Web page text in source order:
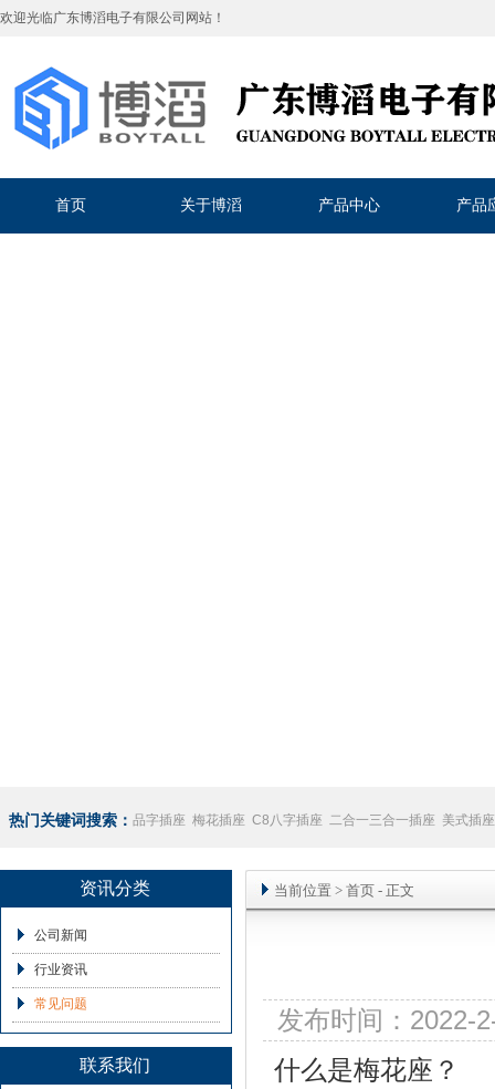
欢迎光临广东博滔电子有限公司 网站！
首页 关于博滔 产品中心 产品
热门关键词搜索： 品字插座 梅花插座 C8八字插座 二合一三合一插座 美式插座
资讯分类
公司新闻
行业资讯
常见问题
联系我们
当前位置 > 首页 - 正文
发布时间：2022-
什么是梅花座 ？